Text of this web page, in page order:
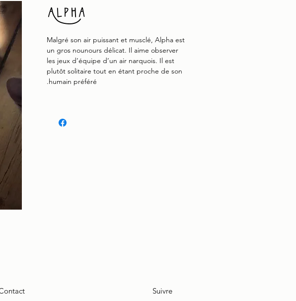
Alpha
Malgré son air puissant et musclé, Alpha est
un gros nounours délicat. Il aime observer
les jeux d’équipe d’un air narquois. Il est
plutôt solitaire tout en étant proche de son
humain préféré.
Suivre